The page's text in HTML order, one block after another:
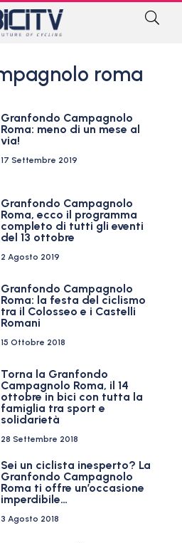
roma
Granfondo Campagnolo
Roma: meno di un mese al
via!
17 Settembre 2019
Granfondo Campagnolo
Roma, ecco il programma
completo di tutti gli eventi
del 13 ottobre
2 Agosto 2019
Granfondo Campagnolo
Roma: la festa del ciclismo
tra il Colosseo e i Castelli
Romani
15 Ottobre 2018
Torna la Granfondo
Campagnolo Roma, il 14
ottobre in bici con tutta la
famiglia tra sport e
solidarietà
28 Settembre 2018
Sei un ciclista inesperto? La
Granfondo Campagnolo
Roma ti offre un’occasione
imperdibile…
3 Agosto 2018